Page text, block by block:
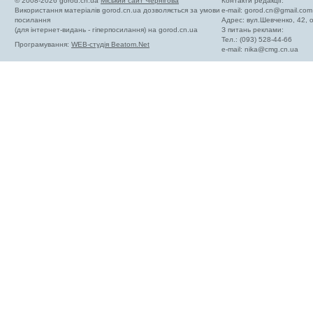
Використання матеріалів gorod.cn.ua дозволяється за умови
посилання
(для інтернет-видань - гіперпосилання) на gorod.cn.ua
Програмування: WEB-студія Beatom.Net
e-mail:gorod.cn@gmail.com
Адрес: вул.Шевченко, 42,
З питань реклами:
Тел.: (093) 528-44-66
e-mail:nika@cmg.cn.ua